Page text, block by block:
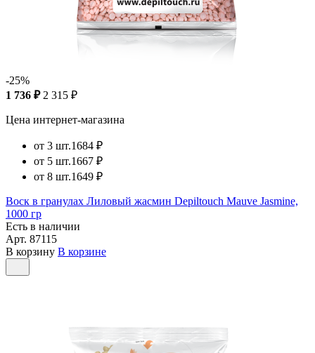
-25%
1 736 ₽ 2 315 ₽
Цена интернет-магазина
от 3 шт.1684 ₽
от 5 шт.1667 ₽
от 8 шт.1649 ₽
Воск в гранулах Лиловый жасмин Depiltouch Mauve Jasmine,
1000 гр
Есть в наличии
Арт. 87115
В корзину В корзине